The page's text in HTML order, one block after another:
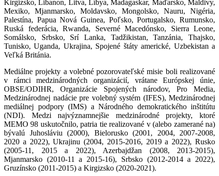
Kirgizsko, Libanon, Litva, Líbya, Madagaskar, Maďarsko, Maldivy,
Mexiko, Mjanmarsko, Moldavsko, Mongolsko, Nauru, Nigéria,
Palestína, Papua Nová Guinea, Poľsko, Portugalsko, Rumunsko,
Ruská federácia, Rwanda, Severné Macedónsko, Sierra Leone,
Somálsko, Srbsko, Srí Lanka, Tadžikistan, Tanzánia, Thajsko,
Tunisko, Uganda, Ukrajina, Spojené štáty americké, Uzbekistan a
Veľká Británia.
Mediálne projekty a volebné pozorovateľské misie boli realizované
v rámci medzinárodných organizácií, vrátane Európskej únie,
OBSE/ODIHR, Organizácie Spojených národov, Pro Media,
Medzinárodnej nadácie pre volebný systém (IFES), Medzinárodnej
mediálnej podpory (IMS) a Národného demokratického inštitútu
(NDI). Medzi najvýznamnejšie medzinárodné projekty, ktoré
MEMO 98 uskutočnilo, patria tie realizované v (alebo zamerané na)
bývalú Juhosláviu (2000), Bielorusko (2001, 2004, 2007-2008,
2020 a 2022), Ukrajinu (2004, 2015-2016, 2019 a 2022), Rusko
(2005-11, 2015 a 2022), Azerbajdžan (2008, 2013-2015),
Mjanmarsko (2010-11 a 2015-16), Srbsko (2012-2014 a 2022),
Gruzínsko (2011-2015) a Kirgizsko (2020-2021).